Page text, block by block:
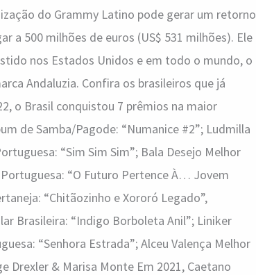
do Grammy Latino pode gerar um retorno
a 500 milhões de euros (US$ 531 milhões). Ele
nos Estados Unidos e em todo o mundo, o
Andaluzia. Confira os brasileiros que já
o Brasil conquistou 7 prêmios na maior
de Samba/Pagode: “Numanice #2”; Ludmilla
“Sim Sim Sim”; Bala Desejo Melhor
“O Futuro Pertence À… Jovem
“Chitãozinho e Xororó Legado”,
Brasileira: “Indigo Borboleta Anil”; Liniker
“Senhora Estrada”; Alceu Valença Melhor
Drexler & Marisa Monte Em 2021, Caetano